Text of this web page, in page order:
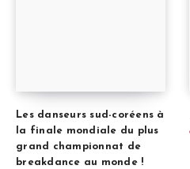
Les danseurs sud-coréens à
la finale mondiale du plus
grand championnat de
breakdance au monde !